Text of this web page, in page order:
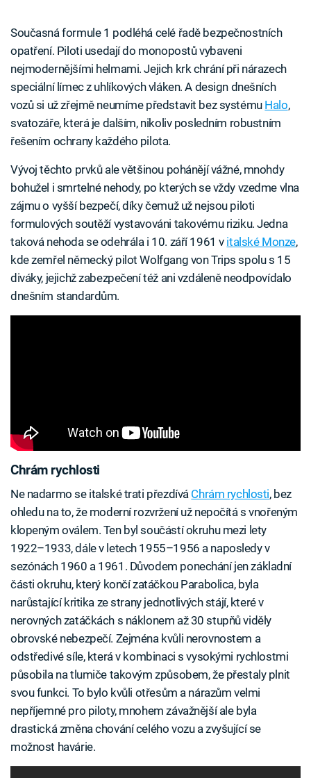
Současná formule 1 podléhá celé řadě bezpečnostních
opatření. Piloti usedají do monopostů vybaveni
nejmodernějšími helmami. Jejich krk chrání při nárazech
speciální límec z uhlíkových vláken. A design dnešních
vozů si už zřejmě neumíme představit bez systému Halo,
svatozáře, která je dalším, nikoliv posledním robustním
řešením ochrany každého pilota.
Vývoj těchto prvků ale většinou pohánějí vážné, mnohdy
bohužel i smrtelné nehody, po kterých se vždy vzedme vlna
zájmu o vyšší bezpečí, díky čemuž už nejsou piloti
formulových soutěží vystavováni takovému riziku. Jedna
taková nehoda se odehrála i 10. září 1961 v italské Monze,
kde zemřel německý pilot Wolfgang von Trips spolu s 15
diváky, jejichž zabezpečení též ani vzdáleně neodpovídalo
dnešním standardům.
Chrám rychlosti
Ne nadarmo se italské trati přezdívá Chrám rychlosti, bez
ohledu na to, že moderní rozvržení už nepočítá s vnořeným
klopeným oválem. Ten byl součástí okruhu mezi lety
1922–1933, dále v letech 1955–1956 a naposledy v
sezónách 1960 a 1961. Důvodem ponechání jen základní
části okruhu, který končí zatáčkou Parabolica, byla
narůstající kritika ze strany jednotlivých stájí, které v
nerovných zatáčkách s náklonem až 30 stupňů viděly
obrovské nebezpečí. Zejména kvůli nerovnostem a
odstředivé síle, která v kombinaci s vysokými rychlostmi
působila na tlumiče takovým způsobem, že přestaly plnit
svou funkci. To bylo kvůli otřesům a nárazům velmi
nepříjemné pro piloty, mnohem závažnější ale byla
drastická změna chování celého vozu a zvyšující se
možnost havárie.